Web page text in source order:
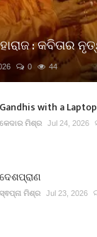
: କବିତାର
0 44
Gandhis with a Laptop
କେଦାର ମିଶ୍ର Jul 24, 2026
ଦେଶପ୍ରାଣ
ସ୍ଵପ୍ନା ମିଶ୍ର Jul 23, 2026